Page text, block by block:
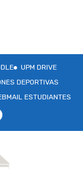
UPM DRIVE
DEPORTIVAS
ESTUDIANTES